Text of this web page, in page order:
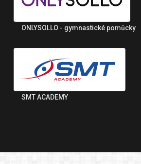
ONLYSOLLO - gymnastické pomůcky
SMT ACADEMY